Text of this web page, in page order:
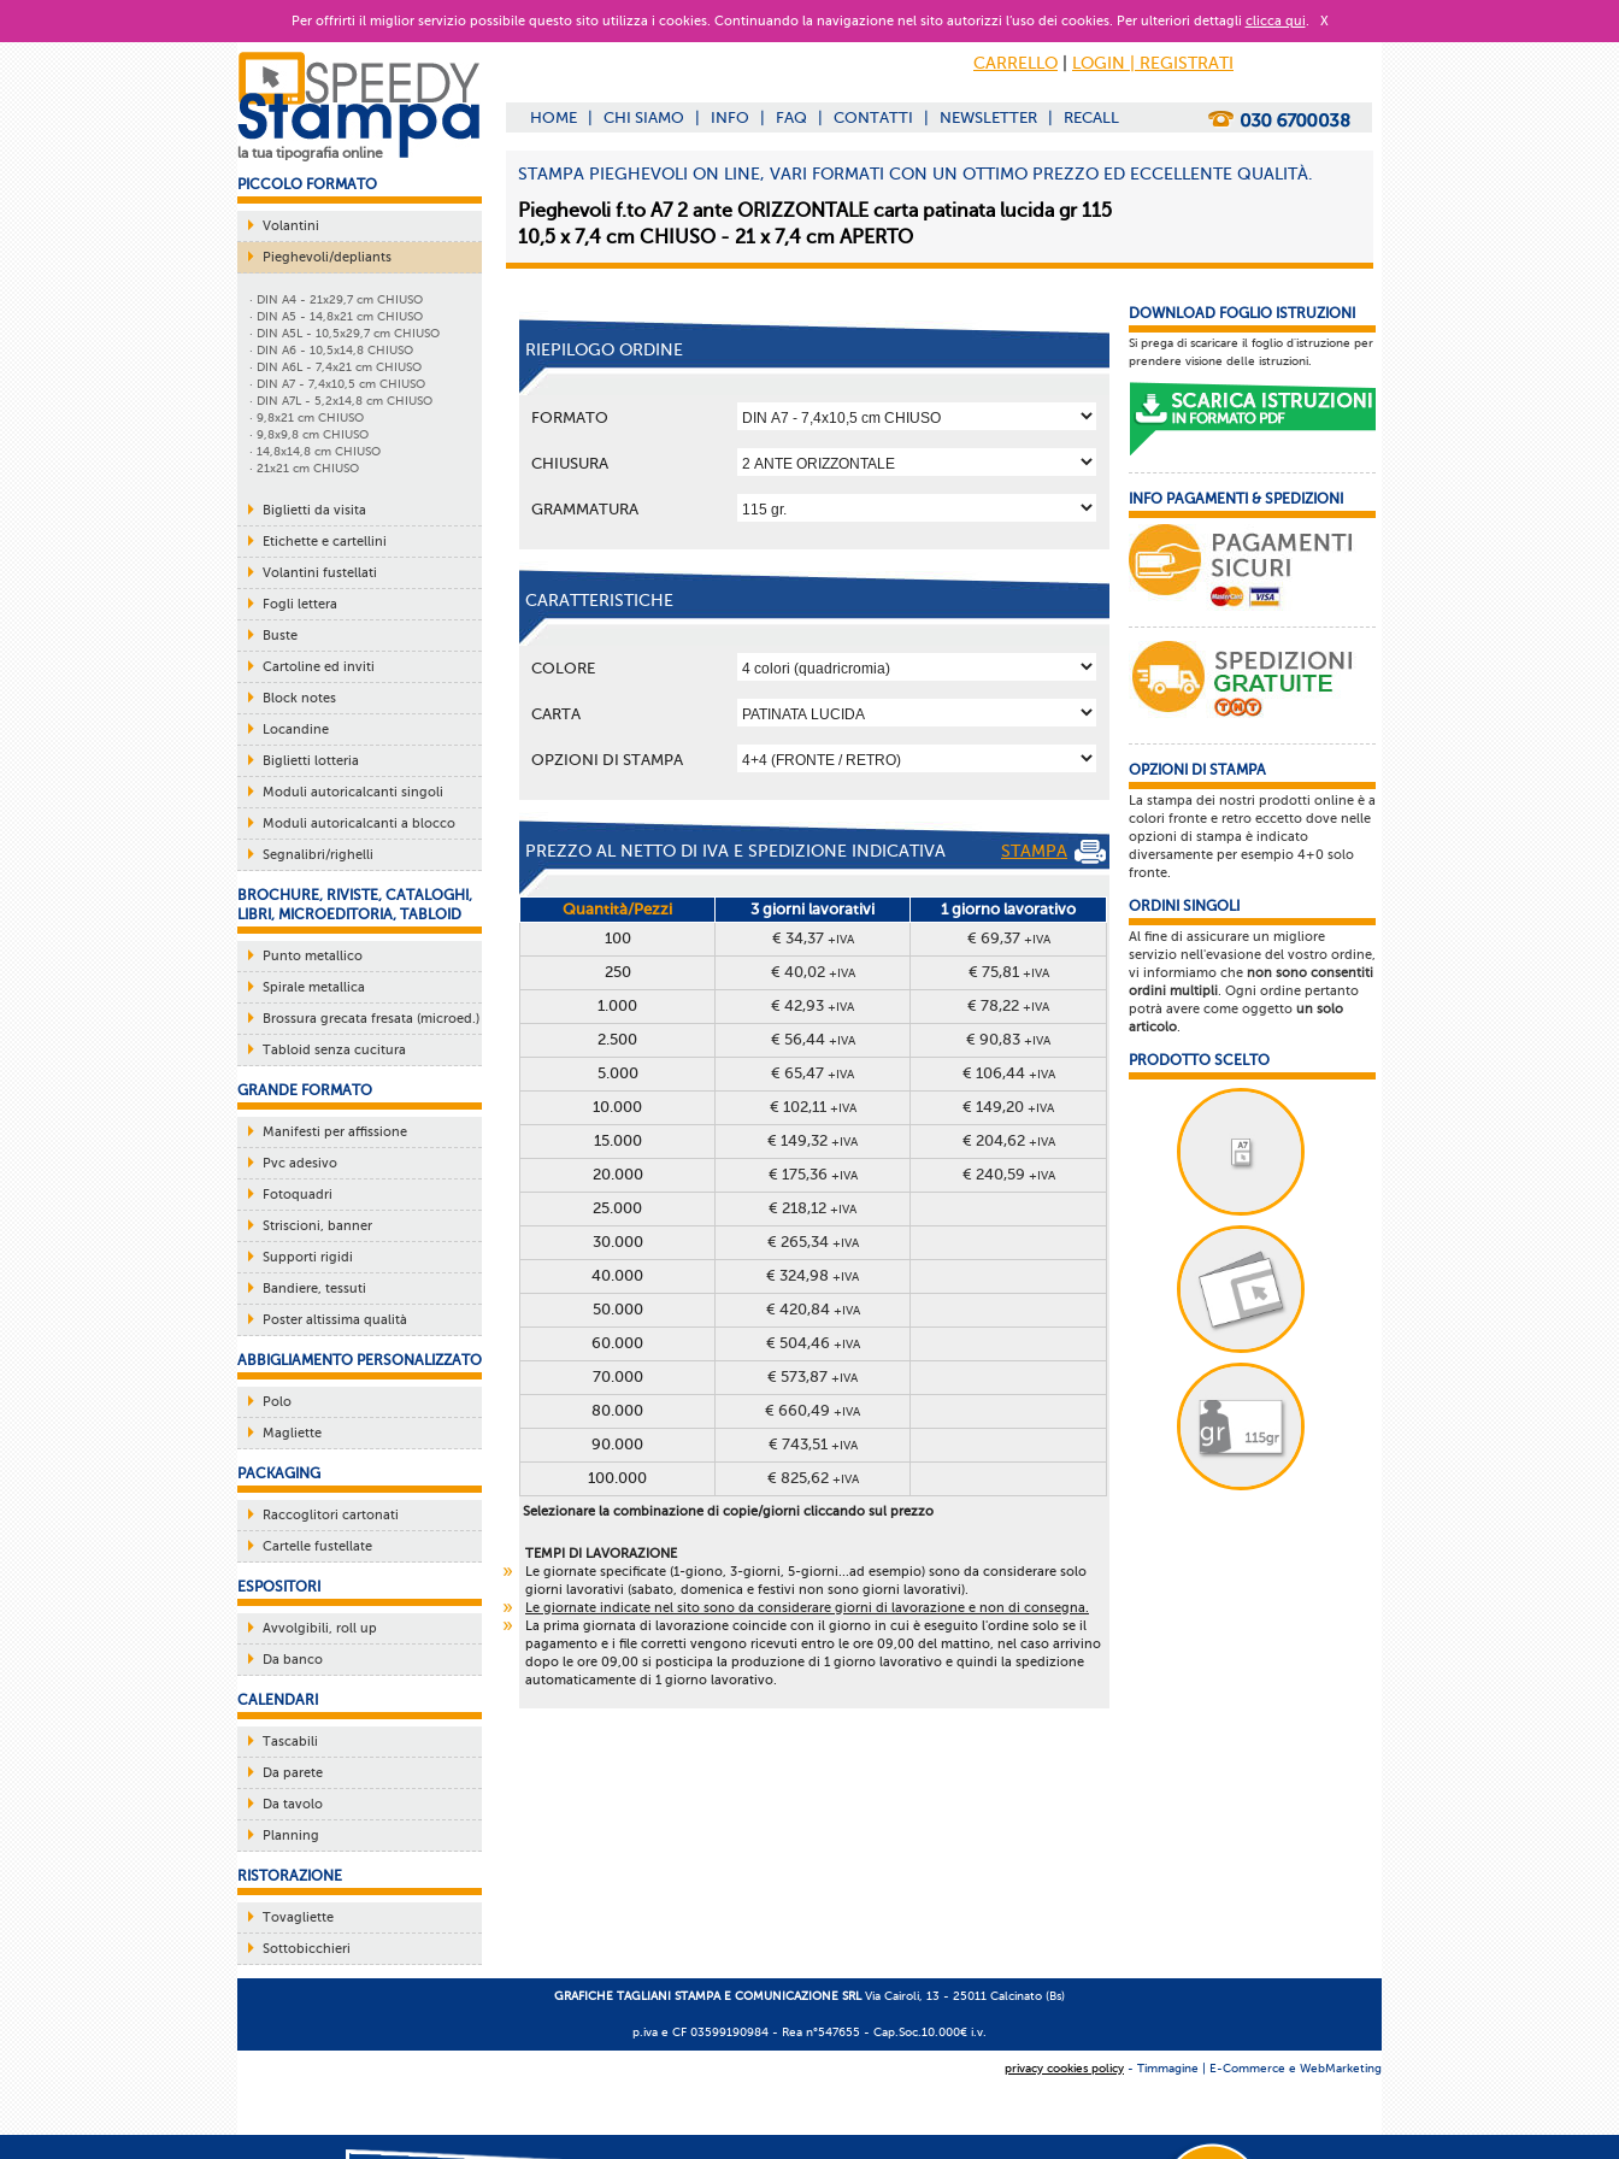
Per offrirti il miglior servizio possibile questo sito utilizza i cookies. Continuando la navigazione nel sito autorizzi l’uso dei cookies. Per ulteriori dettagli clicca qui. X
la tua tipografia online
PICCOLO FORMATO
Volantini
Pieghevoli/depliants
· DIN A4 - 21x29,7 cm CHIUSO
· DIN A5 - 14,8x21 cm CHIUSO
· DIN A5L - 10,5x29,7 cm CHIUSO
· DIN A6 - 10,5x14,8 CHIUSO
· DIN A6L - 7,4x21 cm CHIUSO
· DIN A7 - 7,4x10,5 cm CHIUSO
· DIN A7L - 5,2x14,8 cm CHIUSO
· 9,8x21 cm CHIUSO
· 9,8x9,8 cm CHIUSO
· 14,8x14,8 cm CHIUSO
· 21x21 cm CHIUSO
Biglietti da visita
Etichette e cartellini
Volantini fustellati
Fogli lettera
Buste
Cartoline ed inviti
Block notes
Locandine
Biglietti lotteria
Moduli autoricalcanti singoli
Moduli autoricalcanti a blocco
Segnalibri/righelli
BROCHURE, RIVISTE, CATALOGHI,
LIBRI, MICROEDITORIA, TABLOID
Punto metallico
Spirale metallica
Brossura grecata fresata (microed.)
Tabloid senza cucitura
GRANDE FORMATO
Manifesti per affissione
Pvc adesivo
Fotoquadri
Striscioni, banner
Supporti rigidi
Bandiere, tessuti
Poster altissima qualità
ABBIGLIAMENTO PERSONALIZZATO
Polo
Magliette
PACKAGING
Raccoglitori cartonati
Cartelle fustellate
ESPOSITORI
Avvolgibili, roll up
Da banco
CALENDARI
Tascabili
Da parete
Da tavolo
Planning
RISTORAZIONE
Tovagliette
Sottobicchieri
CARRELLO LOGIN | REGISTRATI
HOME CHI SIAMO INFO FAQ CONTATTI NEWSLETTER RECALL
STAMPA PIEGHEVOLI ON LINE, VARI FORMATI CON UN OTTIMO PREZZO ED ECCELLENTE QUALITÀ.
Pieghevoli f.to A7 2 ante ORIZZONTALE carta patinata lucida gr 115
10,5 x 7,4 cm CHIUSO - 21 x 7,4 cm APERTO
RIEPILOGO ORDINE
FORMATO
CHIUSURA
GRAMMATURA
CARATTERISTICHE
COLORE
CARTA
OPZIONI DI STAMPA
PREZZO AL NETTO DI IVA E SPEDIZIONE INDICATIVA STAMPA
Quantità/Pezzi 3 giorni lavorativi
1 giorno lavorativo
100
€ 34,37 +IVA € 69,37 +IVA
250 € 40,02 +IVA € 75,81 +IVA
1.000 € 42,93 +IVA € 78,22 +IVA
2.500 € 56,44 +IVA € 90,83 +IVA
5.000 € 65,47 +IVA € 106,44 +IVA
10.000 € 102,11 +IVA € 149,20 +IVA
15.000 € 149,32 +IVA € 204,62 +IVA
20.000 € 175,36 +IVA € 240,59 +IVA
25.000 € 218,12 +IVA
30.000 € 265,34 +IVA
40.000 € 324,98 +IVA
50.000 € 420,84 +IVA
60.000 € 504,46 +IVA
70.000 € 573,87 +IVA
80.000 € 660,49 +IVA
90.000 € 743,51 +IVA
100.000 € 825,62 +IVA
Selezionare la combinazione di copie/giorni cliccando sul prezzo
TEMPI DI LAVORAZIONE
Le giornate specificate (1-giono, 3-giorni, 5-giorni...ad esempio) sono da considerare solo
giorni lavorativi (sabato, domenica e festivi non sono giorni lavorativi).
Le giornate indicate nel sito sono da considerare giorni di lavorazione e non di consegna.
La prima giornata di lavorazione coincide con il giorno in cui è eseguito l'ordine solo se il
pagamento e i file corretti vengono ricevuti entro le ore 09,00 del mattino, nel caso arrivino
dopo le ore 09,00 si posticipa la produzione di 1 giorno lavorativo e quindi la spedizione
automaticamente di 1 giorno lavorativo.
DOWNLOAD FOGLIO ISTRUZIONI
Si prega di scaricare il foglio d'istruzione per
prendere visione delle istruzioni.
INFO PAGAMENTI & SPEDIZIONI
OPZIONI DI STAMPA
La stampa dei nostri prodotti online è a
colori fronte e retro eccetto dove nelle
opzioni di stampa è indicato
diversamente per esempio 4+0 solo
fronte.
ORDINI SINGOLI
Al fine di assicurare un migliore
servizio nell'evasione del vostro ordine,
vi informiamo che non sono consentiti
ordini multipli. Ogni ordine pertanto
potrà avere come oggetto un solo
articolo.
PRODOTTO SCELTO
GRAFICHE TAGLIANI STAMPA E COMUNICAZIONE SRL Via Cairoli, 13 - 25011 Calcinato (Bs)
p.iva e CF 03599190984 - Rea n°547655 - Cap.Soc.10.000€ i.v.
privacy cookies policy - Timmagine | E-Commerce e WebMarketing